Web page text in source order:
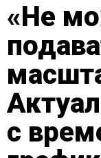
«Не
с